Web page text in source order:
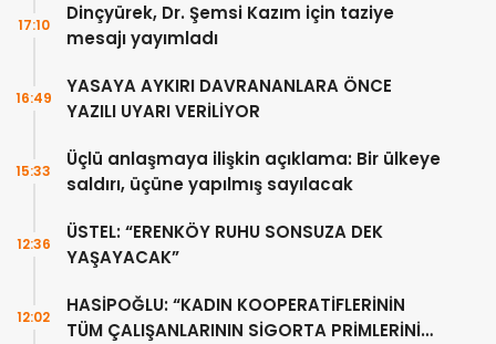
Dinçyürek, Dr. Şemsi Kazım için taziye
mesajı yayımladı
17:10
YASAYA AYKIRI DAVRANANLARA ÖNCE
YAZILI UYARI VERİLİYOR
16:49
Üçlü anlaşmaya ilişkin açıklama: Bir ülkeye
saldırı, üçüne yapılmış sayılacak
15:33
ÜSTEL: “ERENKÖY RUHU SONSUZA DEK
YAŞAYACAK”
12:36
HASİPOĞLU: “KADIN KOOPERATİFLERİNİN
TÜM ÇALIŞANLARININ SİGORTA PRİMLERİNİ
12:02